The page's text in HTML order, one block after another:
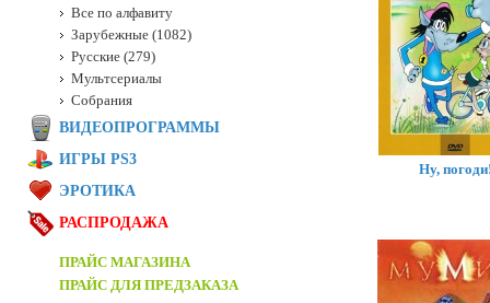
Ну,
Все по алфавиту
Зарубежные (1082)
Русские (279)
Мультсериалы
Собрания
ВИДЕОПРОГРАММЫ
ИГРЫ PS3
ЭРОТИКА
РАСПРОДАЖА
ПРАЙС МАГАЗИНА
ПРАЙС ДЛЯ ПРЕДЗАКАЗА